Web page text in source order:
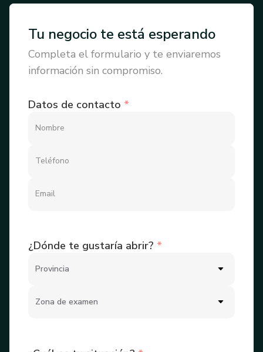
Tu negocio te está esperando
Completa el formulario y te enviaremos
información sin compromiso.
Datos de contacto *
Nombre
Teléfono
Email
¿Dónde te gustaría abrir? *
Provincia arrow_drop_down
Zona de examen arrow_drop_down